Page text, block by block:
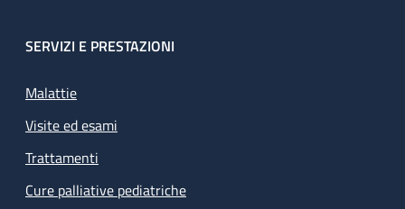
SERVIZI E PRESTAZIONI
Malattie
Visite ed esami
Trattamenti
Cure palliative pediatriche